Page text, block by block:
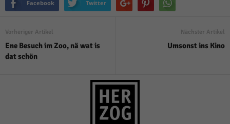
Facebook Twitter
Vorheriger Artikel
Ene Besuch im Zoo, nä wat is
dat schön
Nächster Artikel
Umsonst ins Kino